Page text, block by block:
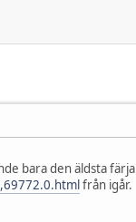
bara den äldsta
från igår.